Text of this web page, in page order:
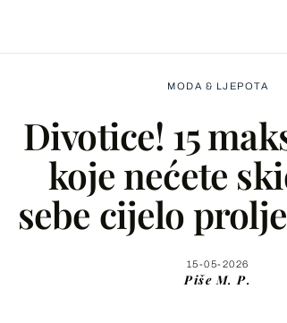
MODA & LJEPOTA
Divotice! 15
koje nećete
sebe cijelo
15-05-2026
Piše M. P.
Facebook